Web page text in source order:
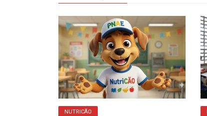
NUTRICÃO